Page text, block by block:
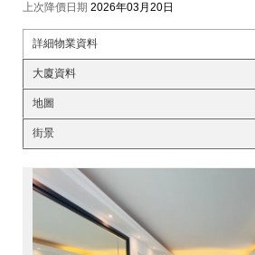
上次降價日期 2026年03月20日
詳細物業資料
大廈資料
地圖
街景